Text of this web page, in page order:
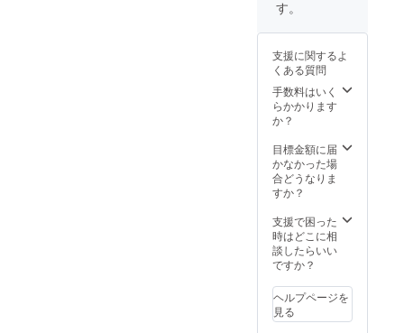
す。
支援に関するよ
くある質問
手数料はいく
らかかります
か？
目標金額に届
かなかった場
合どうなりま
すか？
支援で困った
時はどこに相
談したらいい
ですか？
ヘルプページを
見る